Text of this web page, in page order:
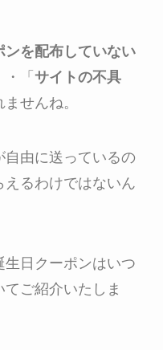
ンを配布していない
・「 サイトの不具
せんね。
由に送っているの
るわけではないん
日クーポンはいつ
ご紹介いたしま